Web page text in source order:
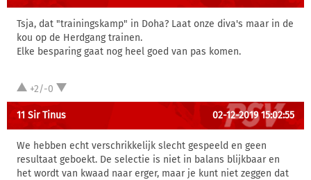
Tsja, dat "trainingskamp" in Doha? Laat onze diva's maar in de
kou op de Herdgang trainen.
Elke besparing gaat nog heel goed van pas komen.
+2/-0
11 Sir Tinus 02-12-2019 15:02:55
We hebben echt verschrikkelijk slecht gespeeld en geen
resultaat geboekt. De selectie is niet in balans blijkbaar en
het wordt van kwaad naar erger, maar je kunt niet zeggen dat